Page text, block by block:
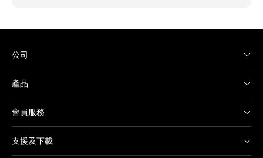
公司
產品
會員服務
支援及下載